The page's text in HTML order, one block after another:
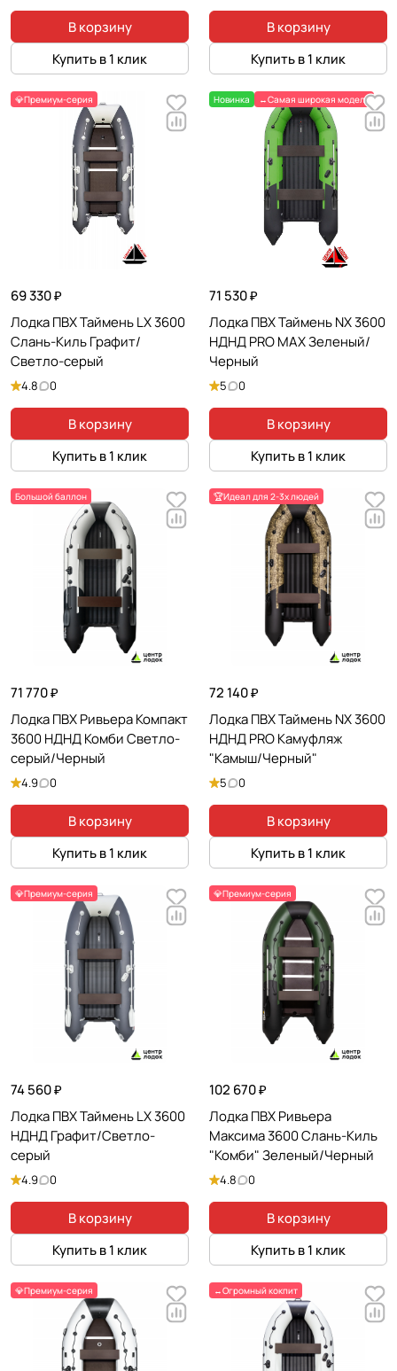
В корзину
Купить в 1 клик
В корзину
Купить в 1 клик
💎Премиум-серия
69 330 ₽
Лодка ПВХ Таймень LX 3600
Слань-Киль Графит/
Светло-серый
4.8 0
В корзину
Купить в 1 клик
Новинка ↔️Самая широкая модель
71 530 ₽
Лодка ПВХ Таймень NX 3600
НДНД PRO MAX Зеленый/
Черный
5 0
В корзину
Купить в 1 клик
Большой баллон
71 770 ₽
Лодка ПВХ Ривьера Компакт
3600 НДНД Комби Светло-
серый/Черный
4.9 0
В корзину
Купить в 1 клик
🏆Идеал для 2-3х людей
72 140 ₽
Лодка ПВХ Таймень NX 3600
НДНД PRO Камуфляж
"Камыш/Черный"
5 0
В корзину
Купить в 1 клик
💎Премиум-серия
74 560 ₽
Лодка ПВХ Таймень LX 3600
НДНД Графит/Светло-
серый
4.9 0
В корзину
Купить в 1 клик
💎Премиум-серия
102 670 ₽
Лодка ПВХ Ривьера
Максима 3600 Слань-Киль
"Комби" Зеленый/Черный
4.8 0
В корзину
Купить в 1 клик
💎Премиум-серия ↔️Огромный кокпит